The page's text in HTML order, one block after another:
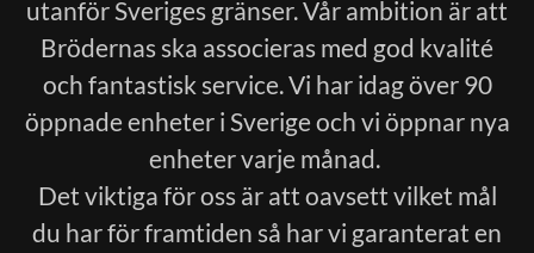
utanför Sveriges gränser. Vår ambition är att
Brödernas ska associeras med god kvalité
och fantastisk service. Vi har idag över 90
öppnade enheter i Sverige och vi öppnar nya
enheter varje månad.
Det viktiga för oss är att oavsett vilket mål
du har för framtiden så har vi garanterat en